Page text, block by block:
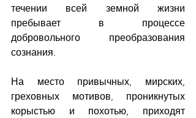
течении всей земной жизни
пребывает в процессе
добровольного преобразования
сознания.
На место привычных, мирских,
греховных мотивов, проникнутых
корыстью и похотью, приходят